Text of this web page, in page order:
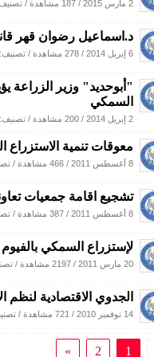
2 مارس 2015 / 187 مشاهدة /
د.اسماعيل رضوان قهر
6 إبريل 2014 / 278 مشاهدة / تصنيف:
"أبوحديد" وزير الزراعة
السمكي
2 إبريل 2014 / 200 مشاهدة / تصنيف:
معوقات تنمية
8 أغسطس 2011 / 466 مشاهدة /
تشجيع اقامة جمعيات
8 أغسطس 2011 / 387 مشاهدة /
لإستزراع السمكي
20 مارس 2011 / 2197 مشاهدة /
الجدوي الاقتصادية لنظم
14 نوفمبر 2010 / 721 مشاهدة /
1
2
»